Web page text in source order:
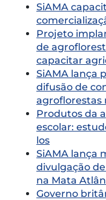
SiAMA
Projeto
de
capacitar
SiAMA lança
difusão de
agroflorestas
Produtos da
escolar:
los
SiAMA lança
divulgação
na Mata
Governo